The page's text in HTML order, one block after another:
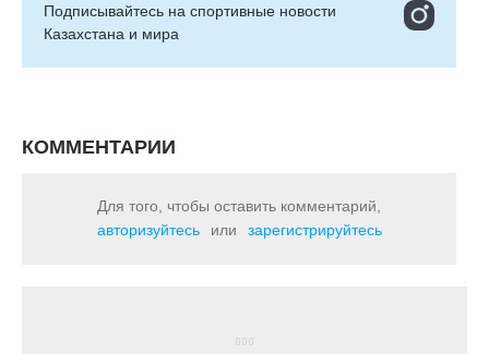
Подписывайтесь на cпортивные новости
Казахстана и мира
КОММЕНТАРИИ
Для того, чтобы оставить комментарий,
авторизуйтесь
или зарегистрируйтесь